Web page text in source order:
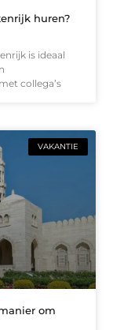
huren?
is ideaal
collega’s
VAKANTIE
om